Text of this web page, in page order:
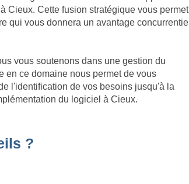
Cieux. Cette fusion stratégique vous permet
qui vous donnera un avantage concurrentiel
vous soutenons dans une gestion du
en ce domaine nous permet de vous
l'identification de vos besoins jusqu'à la
du logiciel à Cieux.
?